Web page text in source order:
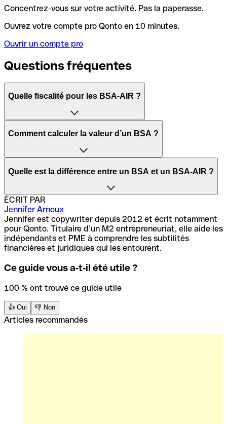
Concentrez-vous sur votre activité. Pas la paperasse.
Ouvrez votre compte pro Qonto en 10 minutes.
Ouvrir un compte pro
Questions fréquentes
Quelle fiscalité pour les BSA-AIR ?
Les BSA-AIR ne bénéficient pas d’un traitement fiscal
sur le revenu en cas de revente des titres ou de plus-value.
Les revenus issus de ses actions peuvent également être
assujettis aux prélèvements sociaux.
Comment calculer la valeur d’un BSA ?
Plusieurs éléments permettent de calculer la valeur d’un
la valeur et la volatilité de l’action ;
le prix d’exercice du BSA et sa durée de vie ;
le taux d’intérêt.
La valeur d’un BSA peut être compliquée à calculer.
Néanmoins, elle est généralement comprise entre 15 et
20 % du prix de l’action.
Quelle est la différence entre un BSA et un BSA-AIR ?
Le BSA et le BSA-AIR ont un point commun puisqu’ils sont
tous les deux achetés dans le but de générer une plus-
value. En revanche, les BSA-AIR permettent d’obtenir des
fonds bien plus rapidement que les BSA puisque la
société n’a pas besoin d’être valorisée en amont.
ÉCRIT PAR
Jennifer Arnoux
Jennifer est copywriter depuis 2012 et écrit notamment
pour Qonto. Titulaire d’un M2 entrepreneuriat, elle aide les
indépendants et PME à comprendre les subtilités
financières et juridiques qui les entourent.
Ce guide vous a‑t‑il été utile ?
100 % ont trouvé ce guide utile
👍 Oui 👎 Non
Articles recommandés